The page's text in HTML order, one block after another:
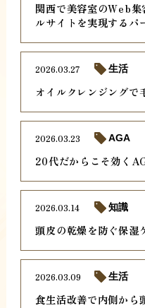
関西で美容室のWeb集
ルサイトを実現するパ
オイルクレンジングで
2026.03.27 生活
20代だからこそ効く
2026.03.23 AGA
頭皮の乾燥を防ぐ保湿
2026.03.14 知識
食生活改善で内側から
2026.03.09 生活